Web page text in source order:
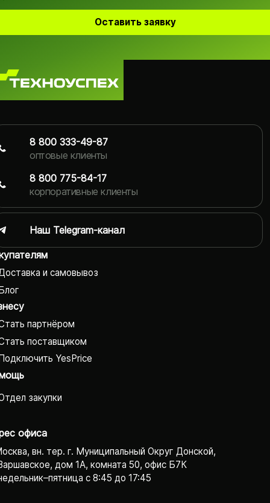
Оставить заявку
и самовывоз
партнёром
поставщиком
YesPrice
закупки
офиса
вн. тер. г. Муниципальный Округ Донской,
дом 1А, комната 50, офис Б7К
с 8:45 до 17:45
8 800 333-49-87
оптовые клиенты
8 800 775-84-17
корпоративные клиенты
Наш Telegram-канал